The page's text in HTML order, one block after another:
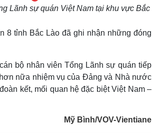
Lãnh sự quán Việt Nam tại khu vực Bắc
8 tỉnh Bắc Lào đã ghi nhận những đóng
bộ nhân viên Tổng Lãnh sự quán tiếp
nữa nhiệm vụ của Đảng và Nhà nước
kết, mối quan hệ đặc biệt Việt Nam –
Mỹ Bình/VOV-Vientiane